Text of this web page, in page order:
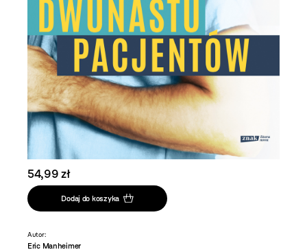
54,99 zł
Dodaj do koszyka
Autor:
Eric Manheimer